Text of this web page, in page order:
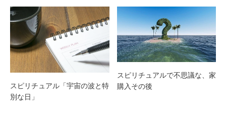
スピリチュアル「宇宙の波と特
別な日」
スピリチュアルで不思議な、家
購入その後